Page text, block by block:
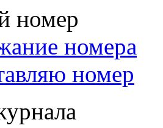
номер
номера
номер